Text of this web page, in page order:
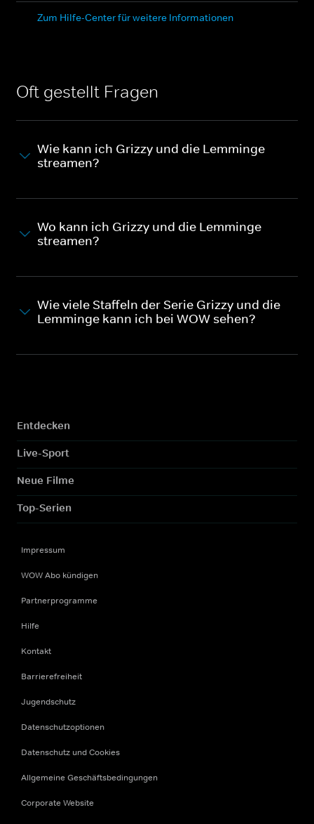
Zum Hilfe-Center für weitere Informationen
Oft gestellt Fragen
Wie kann ich Grizzy und die Lemminge
streamen?
Wo kann ich Grizzy und die Lemminge
streamen?
Wie viele Staffeln der Serie Grizzy und die
Lemminge kann ich bei WOW sehen?
Entdecken
Live-Sport
Neue Filme
Top-Serien
Impressum
WOW Abo kündigen
Partnerprogramme
Hilfe
Kontakt
Barrierefreiheit
Jugendschutz
Datenschutzoptionen
Datenschutz und Cookies
Allgemeine Geschäftsbedingungen
Corporate Website